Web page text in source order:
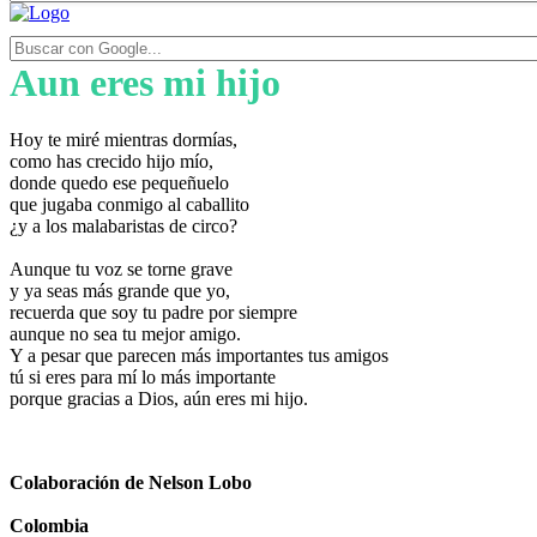
Aun eres mi hijo
Hoy te miré mientras dormías,
como has crecido hijo mío,
donde quedo ese pequeñuelo
que jugaba conmigo al caballito
¿y a los malabaristas de circo?
Aunque tu voz se torne grave
y ya seas más grande que yo,
recuerda que soy tu padre por siempre
aunque no sea tu mejor amigo.
Y a pesar que parecen más importantes tus amigos
tú si eres para mí lo más importante
porque gracias a Dios, aún eres mi hijo.
Colaboración de Nelson Lobo
Colombia